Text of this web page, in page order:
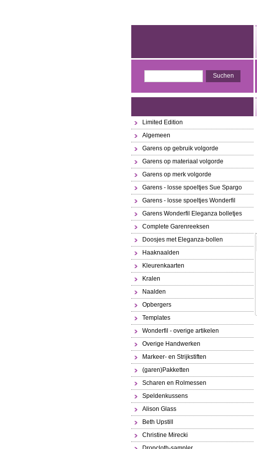
Limited Edition
Algemeen
Garens op gebruik volgorde
Garens op materiaal volgorde
Garens op merk volgorde
Garens - losse spoeltjes Sue Spargo
Garens - losse spoeltjes Wonderfil
Garens Wonderfil Eleganza bolletjes
Complete Garenreeksen
Doosjes met Eleganza-bollen
Haaknaalden
Kleurenkaarten
Kralen
Naalden
Opbergers
Templates
Wonderfil - overige artikelen
Overige Handwerken
Markeer- en Strijkstiften
(garen)Pakketten
Scharen en Rolmessen
Speldenkussens
Alison Glass
Beth Upstill
Christine Mirecki